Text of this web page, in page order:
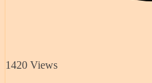
1420 Views